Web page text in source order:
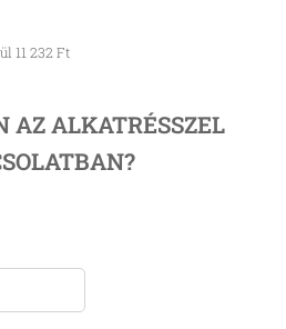
11 232 Ft
AZ ALKATRÉSSZEL